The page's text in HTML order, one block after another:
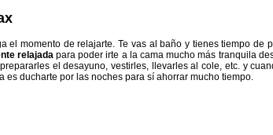
el momento de relajarte. Te vas al baño y tienes tiempo
relajadapara poder irte a la cama mucho más tranquila
el desayuno, vestirles, llevarles al cole, etc. y
ducharte por las noches para sí ahorrar mucho tiempo.